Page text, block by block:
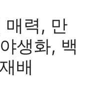
매력, 만
생화, 백
배